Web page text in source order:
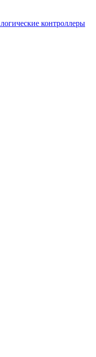
контроллеры